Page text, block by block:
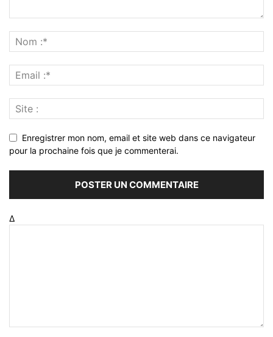
Enregistrer mon nom, email et site web dans ce navigateur
pour la prochaine fois que je commenterai.
Δ